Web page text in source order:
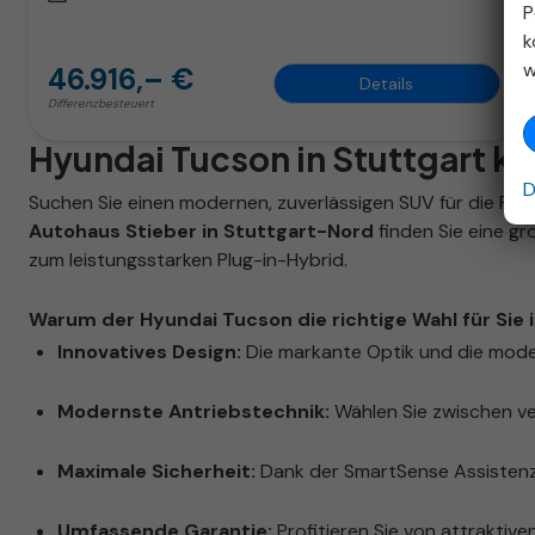
46.916,– €
Differenzbesteuert
Details
Hyundai Tucson in Stuttgart
Suchen Sie einen modernen, zuverlässigen SUV für die
Autohaus Stieber in Stuttgart-Nord finden Sie eine
zum leistungsstarken Plug-in-Hybrid.
Warum der Hyundai Tucson die richtige Wahl für Sie
Innovatives Design: Die markante Optik und die
Modernste Antriebstechnik: Wählen Sie zwischen
Maximale Sicherheit: Dank der SmartSense